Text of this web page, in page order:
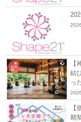
結
っ
期